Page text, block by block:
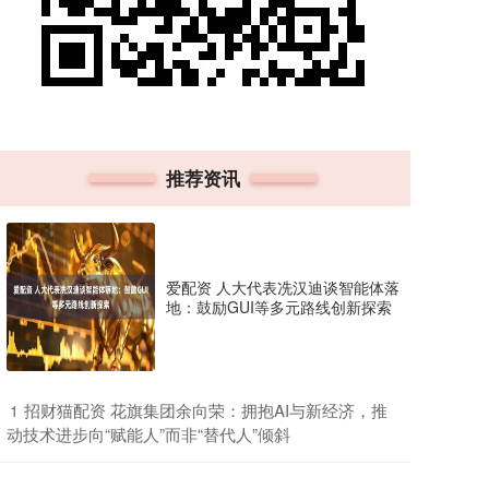
推荐资讯
爱配资 人大代表冼汉迪谈智能体落
地：鼓励GUI等多元路线创新探索
1 ​招财猫配资 花旗集团余向荣：拥抱AI与新经济，推
动技术进步向“赋能人”而非“替代人”倾斜